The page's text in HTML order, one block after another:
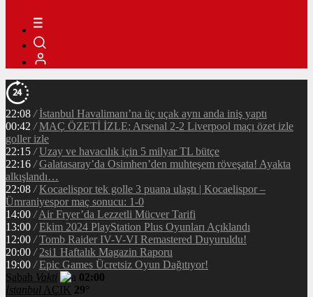
22:08 / İstanbul Havalimanı’na üç uçak aynı anda iniş yaptı
00:42 / MAÇ ÖZETİ İZLE: Arsenal 2-2 Liverpool maçı özet izle
goller izle
22:15 / Uzay ve havacılık için 5 milyar TL bütçe
22:16 / Galatasaray’da Osimhen’den muhteşem röveşata! Ayakta
alkışlandı…
22:08 / Kocaelispor tek golle 3 puana ulaştı | Kocaelispor –
Ümraniyespor maç sonucu: 1-0
14:00 / Air Fryer’da Lezzetli Mücver Tarifi
13:00 / Ekim 2024 PlayStation Plus Oyunları Açıklandı
12:00 / Tomb Raider IV-V-VI Remastered Duyuruldu!
20:00 / 2si1 Haftalık Magazin Raporu
19:00 / Epic Games Ücretsiz Oyun Dağıtıyor!
Sabah Vakti
02:00
İstanbul AÇIK 29°